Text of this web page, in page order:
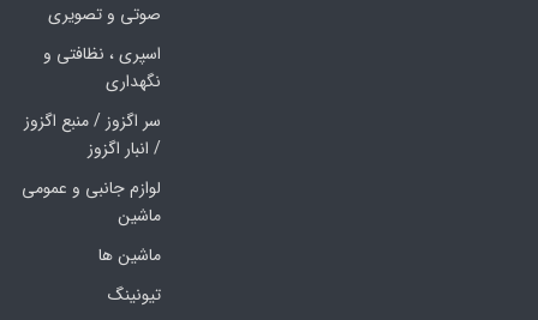
صوتی و تصویری
اسپری ، نظافتی و
نگهداری
سر اگزوز / منبع اگزوز
/ انبار اگزوز
لوازم جانبی و عمومی
ماشین
ماشین ها
تیونینگ